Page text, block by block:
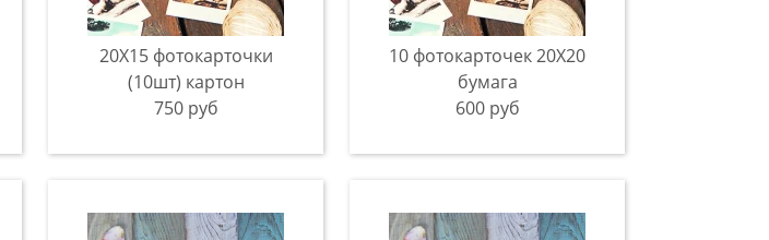
20Х15 фотокарточки
(10шт) картон
750 руб
10 фотокарточек 20Х20
бумага
600 руб